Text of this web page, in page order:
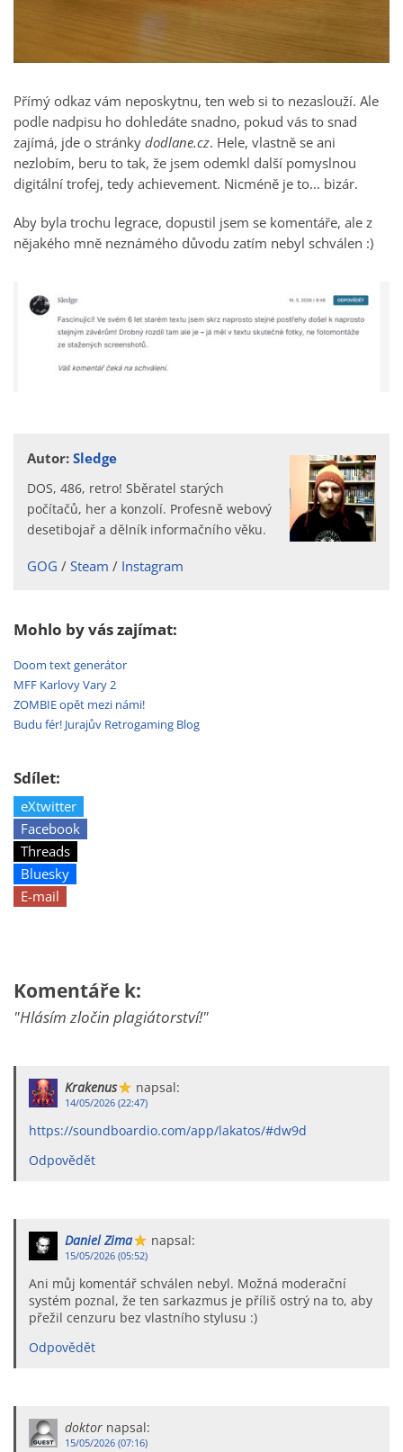
Přímý odkaz vám neposkytnu, ten web si to nezaslouží. Ale
podle nadpisu ho dohledáte snadno, pokud vás to snad
zajímá, jde o stránkydodlane.cz. Hele, vlastně se ani
nezlobím, beru to tak, že jsem odemkl další pomyslnou
digitální trofej, tedy achievement. Nicméně je to... bizár.
Aby byla trochu legrace, dopustil jsem se komentáře, ale z
nějakého mně neznámého důvodu zatím nebyl schválen :)
Autor:Sledge
DOS, 486, retro! Sběratel starých
počítačů, her a konzolí. Profesně webový
desetibojař a dělník informačního věku.
GOG Steam Instagram
Mohlo by vás zajímat:
Doom text generátor
MFF Karlovy Vary 2
ZOMBIE opět mezi námi!
Budu fér! Jurajův Retrogaming Blog
Sdílet:
eXtwitter
Facebook
Threads
Bluesky
E-mail
Komentáře k:
"Hlásím zločin plagiátorství!"
Krakenus napsal:
14/05/2026 (22:47)
https://soundboardio.com/app/lakatos/#dw9d
Odpovědět
Daniel Zima napsal:
15/05/2026 (05:52)
Ani můj komentář schválen nebyl. Možná moderační
systém poznal, že ten sarkazmus je příliš ostrý na to, aby
přežil cenzuru bez vlastního stylusu :)
Odpovědět
doktor napsal:
15/05/2026 (07:16)